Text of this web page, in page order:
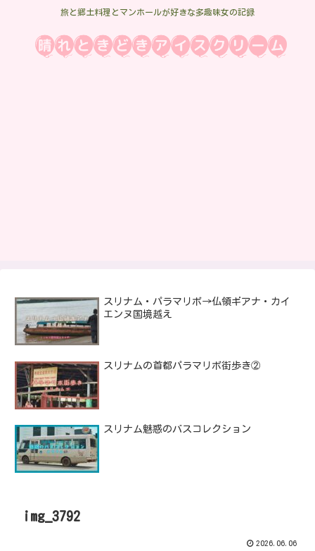
旅と郷土料理とマンホールが好きな多趣味女の記録
スリナム・パラマリボ→仏領ギアナ・カイ
エンヌ国境越え
スリナムの首都パラマリボ街歩き②
スリナム魅惑のバスコレクション
img_3792
2026.06.06